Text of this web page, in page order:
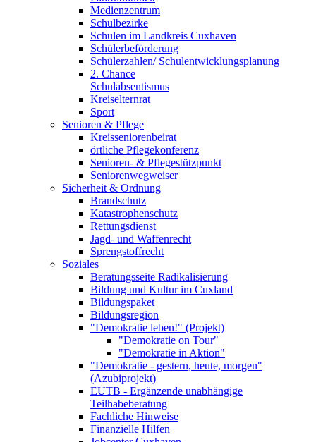
Medienzentrum
Schulbezirke
Schulen im Landkreis Cuxhaven
Schülerbeförderung
Schülerzahlen/ Schulentwicklungsplanung
2. Chance
Schulabsentismus
Kreiselternrat
Sport
Senioren & Pflege
Kreisseniorenbeirat
örtliche Pflegekonferenz
Senioren- & Pflegestützpunkt
Seniorenwegweiser
Sicherheit & Ordnung
Brandschutz
Katastrophenschutz
Rettungsdienst
Jagd- und Waffenrecht
Sprengstoffrecht
Soziales
Beratungsseite Radikalisierung
Bildung und Kultur im Cuxland
Bildungspaket
Bildungsregion
"Demokratie leben!" (Projekt)
"Demokratie on Tour"
"Demokratie in Aktion"
"Demokratie - gestern, heute, morgen"
(Azubiprojekt)
EUTB - Ergänzende unabhängige
Teilhabeberatung
Fachliche Hinweise
Finanzielle Hilfen